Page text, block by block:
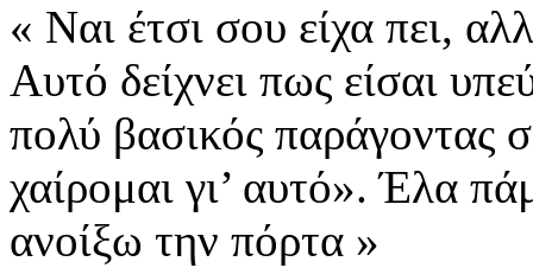
« Ναι έτσι σου είχα πει,
Αυτό δείχνει πως είσαι
πολύ βασικός παράγοντας
χαίρομαι γι’ αυτό». Έλα
ανοίξω την πόρτα »